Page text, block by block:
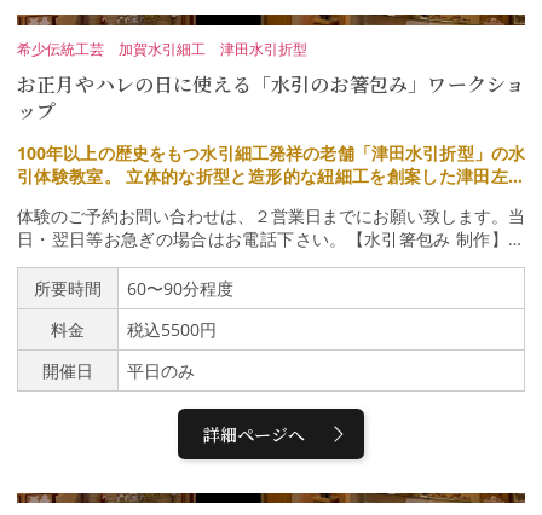
込・サービス料込）女将による「風光第一楼」や調度の解説付き迎
賓の間「月の間」にて、静けさと格式、そして歴史に包まれた贅沢
をご体感ください。
eドライブでの転送（現地でデータ受け渡しではなく、ご登録のメ
を短縮するためにSサイズ(3008×2000px)で送付させていただきま
す。ご了承ください。■体験時間 ￣￣￣￣￣￣￣￣￣￣ 目安時
間 約30分 受付・お支払い・説明・メイク直し(10分)⇒セルフ撮
￣￣￣￣ 12歳以上の方が対象です。 ※12歳未満の方は保護者同伴
で体験可能です。 ■体験料金 ￣￣￣￣￣￣￣￣￣￣ おひとり様…2
お正月やハレの日に使える「水引のお箸包み」ワークショ
ップ
希少伝統工芸 加賀水引細工 津田水引折型
100年以上の歴史をもつ水引細工発祥の老舗「津田水引折型」の水
引体験教室。 立体的な折型と造形的な紐細工を創案した津田左右
F）で行います。
体験のご予約お問い合わせは、２営業日までにお願い致します。当
日・翌日等お急ぎの場合はお電話下さい。【水引箸包み 制作】水
す。最初に和紙を折り、包みを制作します。その後、松・竹・梅の
それぞれの水引細工を制作いたします。たくさんのお色の水引から
お好きなお色の水引素材（紐）をお選び頂けます。水引の基本の結
びの「あわじ結び」という結びの応用で制作いたします。これらの
作り方を覚えると、金具やパーツをつけたりする事で、ネックレ
ス・ヘアアクセサリー・かんざし・キーホルダー・箸置きなど様々
な水引アクセサリーを作る事ができます。津田水引 店内（１F）で
は、１００色以上の水引素材（紐）の販売もしております。他に
も、津田水引のアクセサリーブランド「knot -ノット-」の販売
や、ご祝儀袋（のし袋）、水引アート作品なども展示販売しており
所要時間
60〜90分程度
料金
税込5500円
開催日
平日のみ
詳細ページへ